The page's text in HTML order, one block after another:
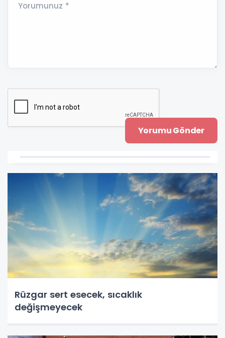
Yorumunuz *
Rüzgar sert esecek, sıcaklık
değişmeyecek